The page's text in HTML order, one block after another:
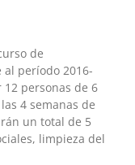
de
período 2016-
personas de 6
4 semanas de
un total de 5
limpieza del